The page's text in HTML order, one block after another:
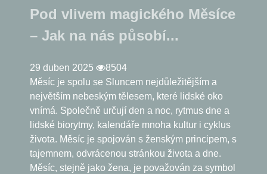
Pod vlivem magického Měsíce
– Jak na nás působí...
29 duben 2025
8504
Měsíc je spolu se Sluncem nejdůležitějším a
největším nebeským tělesem, které lidské oko
vnímá. Společně určují den a noc, rytmus dne a
lidské biorytmy, kalendáře mnoha kultur i cyklus
života. Měsíc je spojován s ženským principem, s
tajemnem, odvrácenou stránkou života a dne.
Měsíc, stejně jako žena, je považován za symbol